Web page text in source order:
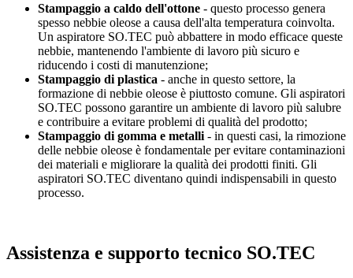
Stampaggio a caldo dell'ottone - questo processo genera
spesso nebbie oleose a causa dell'alta temperatura coinvolta.
Un aspiratore SO.TEC può abbattere in modo efficace queste
nebbie, mantenendo l'ambiente di lavoro più sicuro e
riducendo i costi di manutenzione;
Stampaggio di plastica - anche in questo settore, la
formazione di nebbie oleose è piuttosto comune. Gli aspiratori
SO.TEC possono garantire un ambiente di lavoro più salubre
e contribuire a evitare problemi di qualità del prodotto;
Stampaggio di gomma e metalli - in questi casi, la rimozione
delle nebbie oleose è fondamentale per evitare contaminazioni
dei materiali e migliorare la qualità dei prodotti finiti. Gli
aspiratori SO.TEC diventano quindi indispensabili in questo
processo.
Assistenza e supporto tecnico SO.TEC